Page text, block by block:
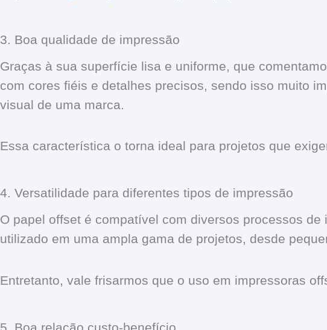
3. Boa qualidade de impressão
Graças à sua superfície lisa e uniforme, que
com cores fiéis e detalhes precisos, sendo isso muito
visual de uma marca.
Essa característica o torna ideal para projetos que
4. Versatilidade para diferentes tipos de impressão
O papel offset é compatível com diversos processos
utilizado em uma ampla gama de projetos, desde
Entretanto, vale frisarmos que o uso em impressoras